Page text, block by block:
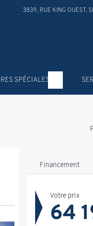
3839, RUE KING OUEST
SPÉCIALES
Financement
Votre prix
64